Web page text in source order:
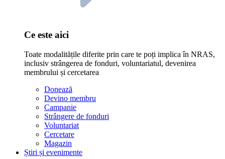
Ce este aici
Toate modalitățile diferite prin care te poți implica în NRAS,
inclusiv strângerea de fonduri, voluntariatul, devenirea
membrului și cercetarea
Donează
Devino membru
Campanie
Strângere de fonduri
Voluntariat
Cercetare
Magazin
Știri și evenimente